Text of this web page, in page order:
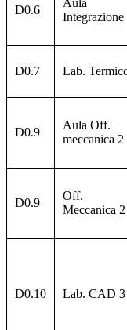
D0.6
Aula
Integrazione
D0.7 Lab.
D0.9
Aula Off.
meccanica 2
D0.9
Off.
Meccanica 2
D0.10 Lab. CAD 3